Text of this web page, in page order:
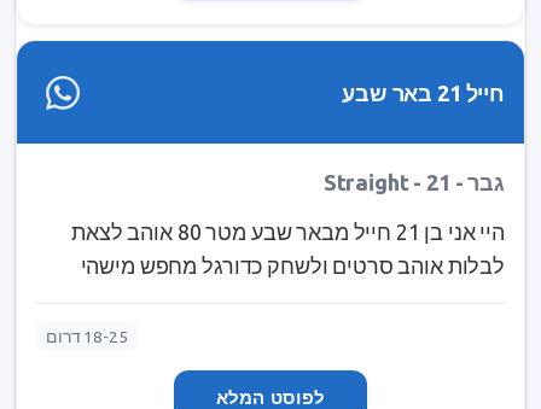
כיף לצבור איתו חוויות ביחד ♥️✨. להתכרבל מול
נטפליקס או לצאת לטייל ביחד. מאמינה בתקשורת
ולהתפתח ביחד פחות לריב על שטויות. מחכה להודעה
ממך 🦋IG - ravaka241202
חייל 21 באר שבע
גבר - Straight - 21
היי אני בן 21 חייל מבאר שבע מטר 80 אוהב לצאת
לבלות אוהב סרטים ולשחק כדורגל מחפש מישהי
שאוהבת לצאת לצחוק ולהנות מהחיים לקשר רציני
18-25 דרום
לפוסט המלא